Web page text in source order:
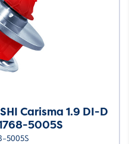
Carisma 1.9 DI-D
5005S
5005S